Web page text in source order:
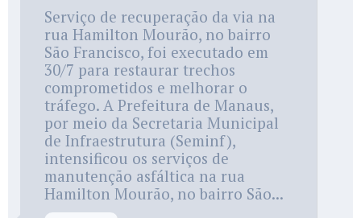
Serviço de recuperação da via na
rua Hamilton Mourão, no bairro
São Francisco, foi executado em
30/7 para restaurar trechos
comprometidos e melhorar o
tráfego. A Prefeitura de Manaus,
por meio da Secretaria Municipal
de Infraestrutura (Seminf),
intensificou os serviços de
manutenção asfáltica na rua
Hamilton Mourão, no bairro São...